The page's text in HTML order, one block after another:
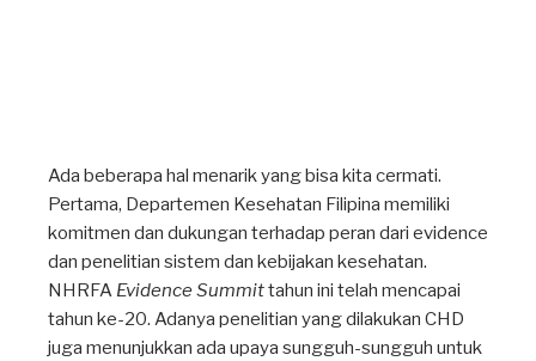
Ada beberapa hal menarik yang bisa kita cermati.
Pertama, Departemen Kesehatan Filipina memiliki
komitmen dan dukungan terhadap peran dari evidence
dan penelitian sistem dan kebijakan kesehatan.
NHRFA Evidence Summittahun ini telah mencapai
tahun ke-20. Adanya penelitian yang dilakukan CHD
juga menunjukkan ada upaya sungguh-sungguh untuk